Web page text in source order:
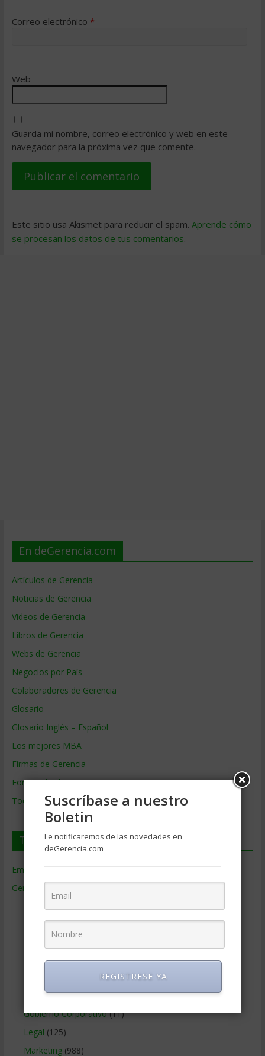
Correo electrónico *
Web
Guarda mi nombre, correo electrónico y web en este
navegador para la próxima vez que comente.
Este sitio usa Akismet para reducir el spam. Aprende cómo
se procesan los datos de tus comentarios.
En deGerencia.com
Artículos de Gerencia
Noticias de Gerencia
Videos de Gerencia
Libros de Gerencia
Webs de Gerencia
Negocios por País
Colaboradores de Gerencia
Glosario
Glosario Inglés – Español
Los mejores MBA
Firmas de Gerencia
Formación de Gerencia
Todos los Temas
Temas de Gerencia
Empresas de Gerencia
Gerencia
Contabilidad(466)
Educacion Gerencial
Estrategia Empresarial(304)
Finanzas Corporativas(748)
Gerencia social y ambiental(223)
Gobierno Corporativo(11)
Legal (125)
Marketing(988)
Suscríbase a nuestro
Boletin
Le notificaremos de las novedades en
deGerencia.com
REGISTRESE YA